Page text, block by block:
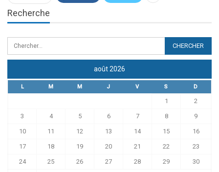
Recherche
août 2026
L M M J V S D
1 2
3 4 5 6 7 8 9
10 11 12 13 14 15 16
17 18 19 20 21 22 23
24 25 26 27 28 29 30